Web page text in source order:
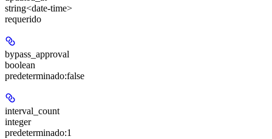
string<date-time>
requerido
bypass_approval
boolean
predeterminado:false
interval_count
integer
predeterminado:1